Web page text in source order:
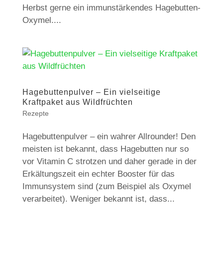
Herbst gerne ein immunstärkendes Hagebutten-
Oxymel....
Hagebuttenpulver – Ein vielseitige
Kraftpaket aus Wildfrüchten
Rezepte
Hagebuttenpulver – ein wahrer Allrounder! Den
meisten ist bekannt, dass Hagebutten nur so
vor Vitamin C strotzen und daher gerade in der
Erkältungszeit ein echter Booster für das
Immunsystem sind (zum Beispiel als Oxymel
verarbeitet). Weniger bekannt ist, dass...